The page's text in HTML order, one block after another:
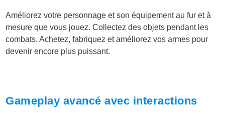
Améliorez votre personnage et son équipement au fur et à
mesure que vous jouez. Collectez des objets pendant les
combats. Achetez, fabriquez et améliorez vos armes pour
devenir encore plus puissant.
Gameplay avancé avec interactions